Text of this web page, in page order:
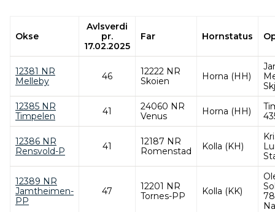
Okse
Avlsverdi
pr.
17.02.2025
Far Hornstatus
12381 NR
Melleby
46
12222 NR
Skoien
Horna (HH)
12385 NR
Timpelen
41
24060 NR
Venus
Horna (HH)
12386 NR
Rensvold-P
41
12187 NR
Romenstad
Kolla (KH)
12389 NR
Jamtheimen-
PP
47
12201 NR
Tornes-PP
Kolla (KK)